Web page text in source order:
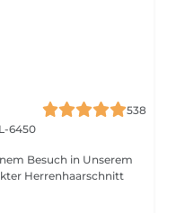
538
6450
Herrenhaarschnitt